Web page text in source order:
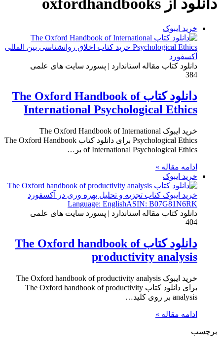
دانلود از oxfordhandbooks
خرید ایبوک
دانلود کتاب مقاله استاندارد | پسورد سایت های علمی
384
دانلود کتاب The Oxford Handbook of
International Psychological Ethics
خرید ایبوک The Oxford Handbook of International
Psychological Ethics برای دانلود کتاب The Oxford Handbook
of International Psychological Ethics بر…
ادامه مقاله »
خرید ایبوک
دانلود کتاب مقاله استاندارد | پسورد سایت های علمی
404
دانلود کتاب The Oxford handbook of
productivity analysis
خرید ایبوک The Oxford handbook of productivity analysis
برای دانلود کتاب The Oxford handbook of productivity
analysis بر روی کلید…
ادامه مقاله »
برچسب